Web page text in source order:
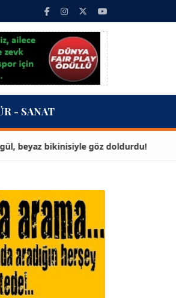
- SANAT
bikinisiyle göz doldurdu!